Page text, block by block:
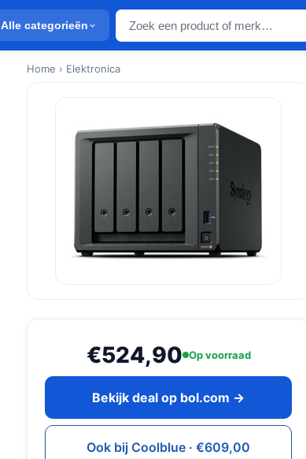
Alle categorieën
Home › Elektronica
€524,90 Op voorraad
Bekijk deal op bol.com →
Ook bij Coolblue · €609,00